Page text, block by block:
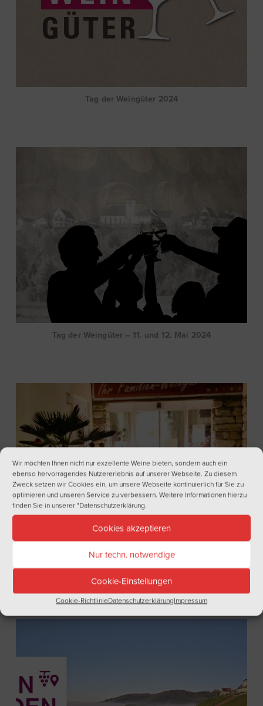
Wir möchten Ihnen nicht nur exzellente Weine bieten, sondern auch ein
ebenso hervorragendes Nutzererlebnis auf unserer Webseite. Zu diesem
Zweck setzen wir Cookies ein, um unsere Webseite kontinuierlich für Sie zu
optimieren und unseren Service zu verbessern. Weitere Informationen hierzu
finden Sie in unserer"Datenschutzerklärung.
Cookies akzeptieren
Nur techn. notwendige
Cookie-Einstellungen
Cookie-RichtlinieDatenschutzerklärungImpressum
Tag der Weingüter 2024
Tag der Weingüter – 11. und 12. Mai 2024
Eingeschränkte Öffnungszeiten in den Herbstferien